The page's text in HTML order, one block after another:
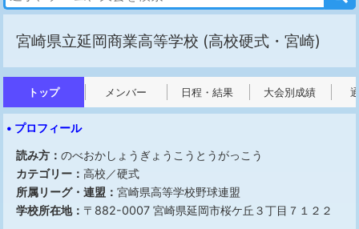
宮崎県立延岡商業高等学校 (高校硬式・宮崎)
トップ メンバー 日程・結果 大会別成績
• プロフィール
読み方： のべおかしょうぎょうこうとうがっこう
カテゴリー： 高校／硬式
所属リーグ・連盟： 宮崎県高等学校野球連盟
学校所在地： 〒882-0007 宮崎県延岡市桜ケ丘３丁目７１２２